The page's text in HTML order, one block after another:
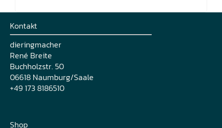
Kontakt
dieringmacher
René Breite
Buchholzstr. 50
06618 Naumburg/Saale
+49 173 8186510
Shop